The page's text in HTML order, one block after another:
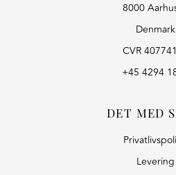
8000
Denmark
CVR
+45 4294
DET MED
Levering